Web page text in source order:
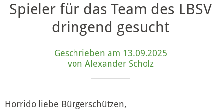
Spieler für das Team des LBSV
dringend gesucht
Geschrieben am 13.09.2025
von Alexander Scholz
Horrido liebe Bürgerschützen,